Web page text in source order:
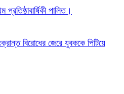
পালিত।
বিরোধের জেরে যুবককে পিটিয়ে